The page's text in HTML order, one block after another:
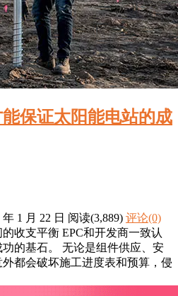
保证太阳能电站的成
年 1 月 22 日 阅读(3,889) 评论(0)
收支平衡 EPC和开发商一致认
的基石。 无论是组件供应、安
都会破坏施工进度表和预算，侵